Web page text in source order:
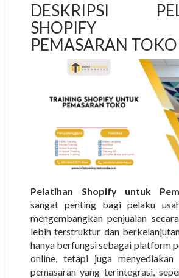
DESKRIPSI
SHOPIFY
PEMASARAN TOKO
Pelatihan Shopify untuk
sangat penting bagi pelaku
mengembangkan penjualan
lebih terstruktur dan
hanya berfungsi sebagai platform
online, tetapi juga
pemasaran yang terintegrasi,